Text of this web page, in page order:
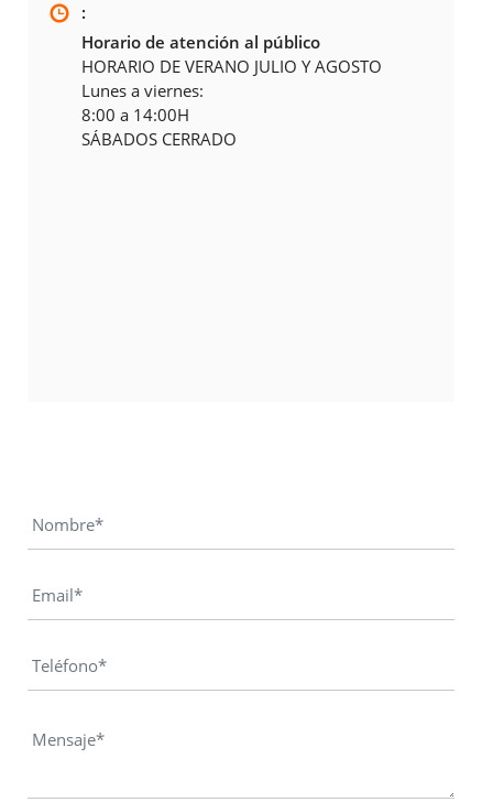
:
Horario de atención al público
HORARIO DE VERANO JULIO Y AGOSTO
Lunes a viernes:
8:00 a 14:00H
SÁBADOS CERRADO